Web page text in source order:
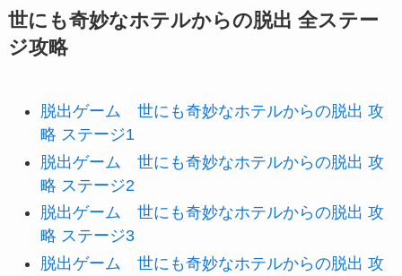
世にも奇妙なホテルからの脱出 全ステー
ジ攻略
脱出ゲーム 世にも奇妙なホテルからの脱出 攻
略 ステージ1
脱出ゲーム 世にも奇妙なホテルからの脱出 攻
略 ステージ2
脱出ゲーム 世にも奇妙なホテルからの脱出 攻
略 ステージ3
脱出ゲーム 世にも奇妙なホテルからの脱出 攻